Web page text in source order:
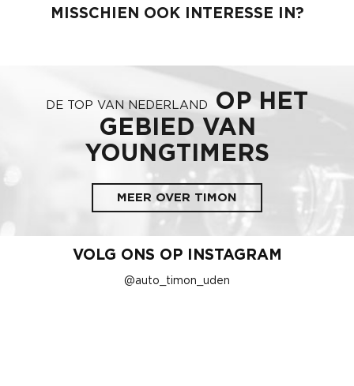
MISSCHIEN OOK INTERESSE IN?
DE TOP VAN NEDERLAND
OP HET
GEBIED VAN
YOUNGTIMERS
MEER OVER TIMON
VOLG ONS OP INSTAGRAM
@auto_timon_uden